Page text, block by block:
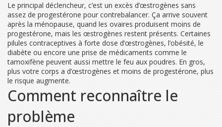
Le principal déclencheur, c’est un excès d’œstrogènes sans
assez de progestérone pour contrebalancer. Ça arrive souvent
après la ménopause, quand les ovaires produisent moins de
progestérone, mais les œstrogènes restent présents. Certaines
pilules contraceptives à forte dose d’œstrogènes, l’obésité, le
diabète ou encore une prise de médicaments comme le
tamoxifène peuvent aussi mettre le feu aux poudres. En gros,
plus votre corps a d’œstrogènes et moins de progestérone, plus
le risque augmente.
Comment reconnaître le
problème